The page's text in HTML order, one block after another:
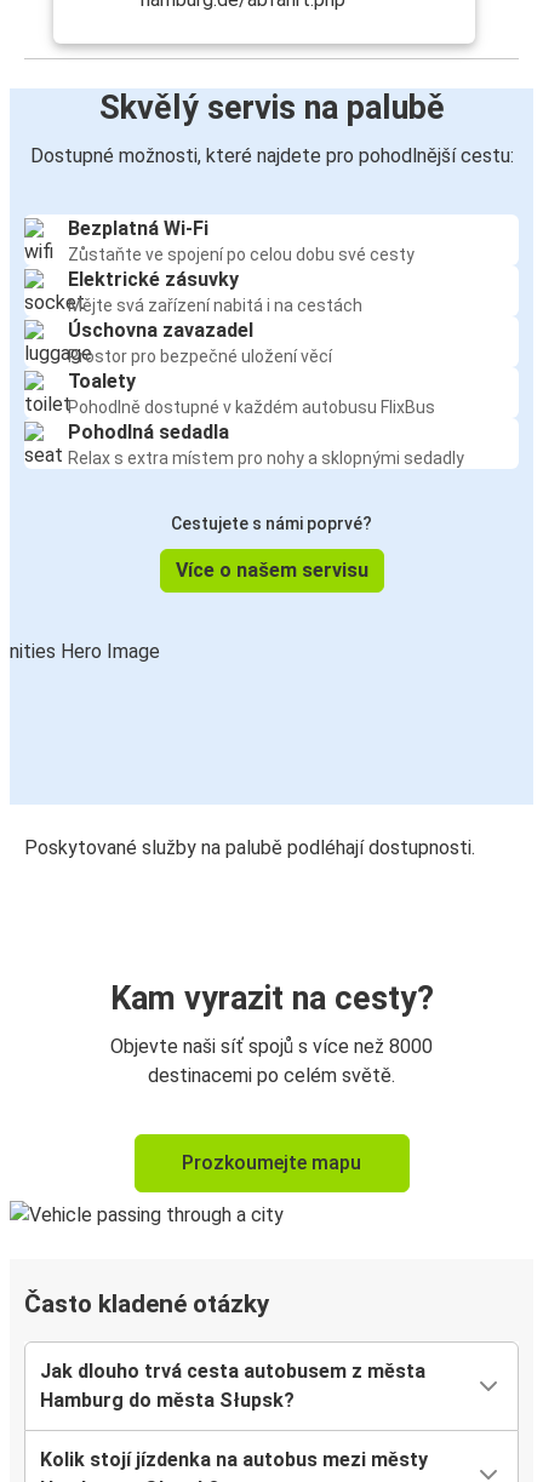
Skvělý servis na palubě
Dostupné možnosti, které najdete pro pohodlnější cestu:
Bezplatná Wi-Fi
Zůstaňte ve spojení po celou dobu své cesty
Elektrické zásuvky
Mějte svá zařízení nabitá i na cestách
Úschovna zavazadel
Prostor pro bezpečné uložení věcí
Toalety
Pohodlně dostupné v každém autobusu FlixBus
Pohodlná sedadla
Relax s extra místem pro nohy a sklopnými sedadly
Cestujete s námi poprvé?
Více o našem servisu
Poskytované služby na palubě podléhají dostupnosti.
Kam vyrazit na cesty?
Objevte naši síť spojů s více než 8000
destinacemi po celém světě.
Prozkoumejte mapu
Často kladené otázky
Jak dlouho trvá cesta autobusem z města
Hamburg do města Słupsk?
Kolik stojí jízdenka na autobus mezi městy